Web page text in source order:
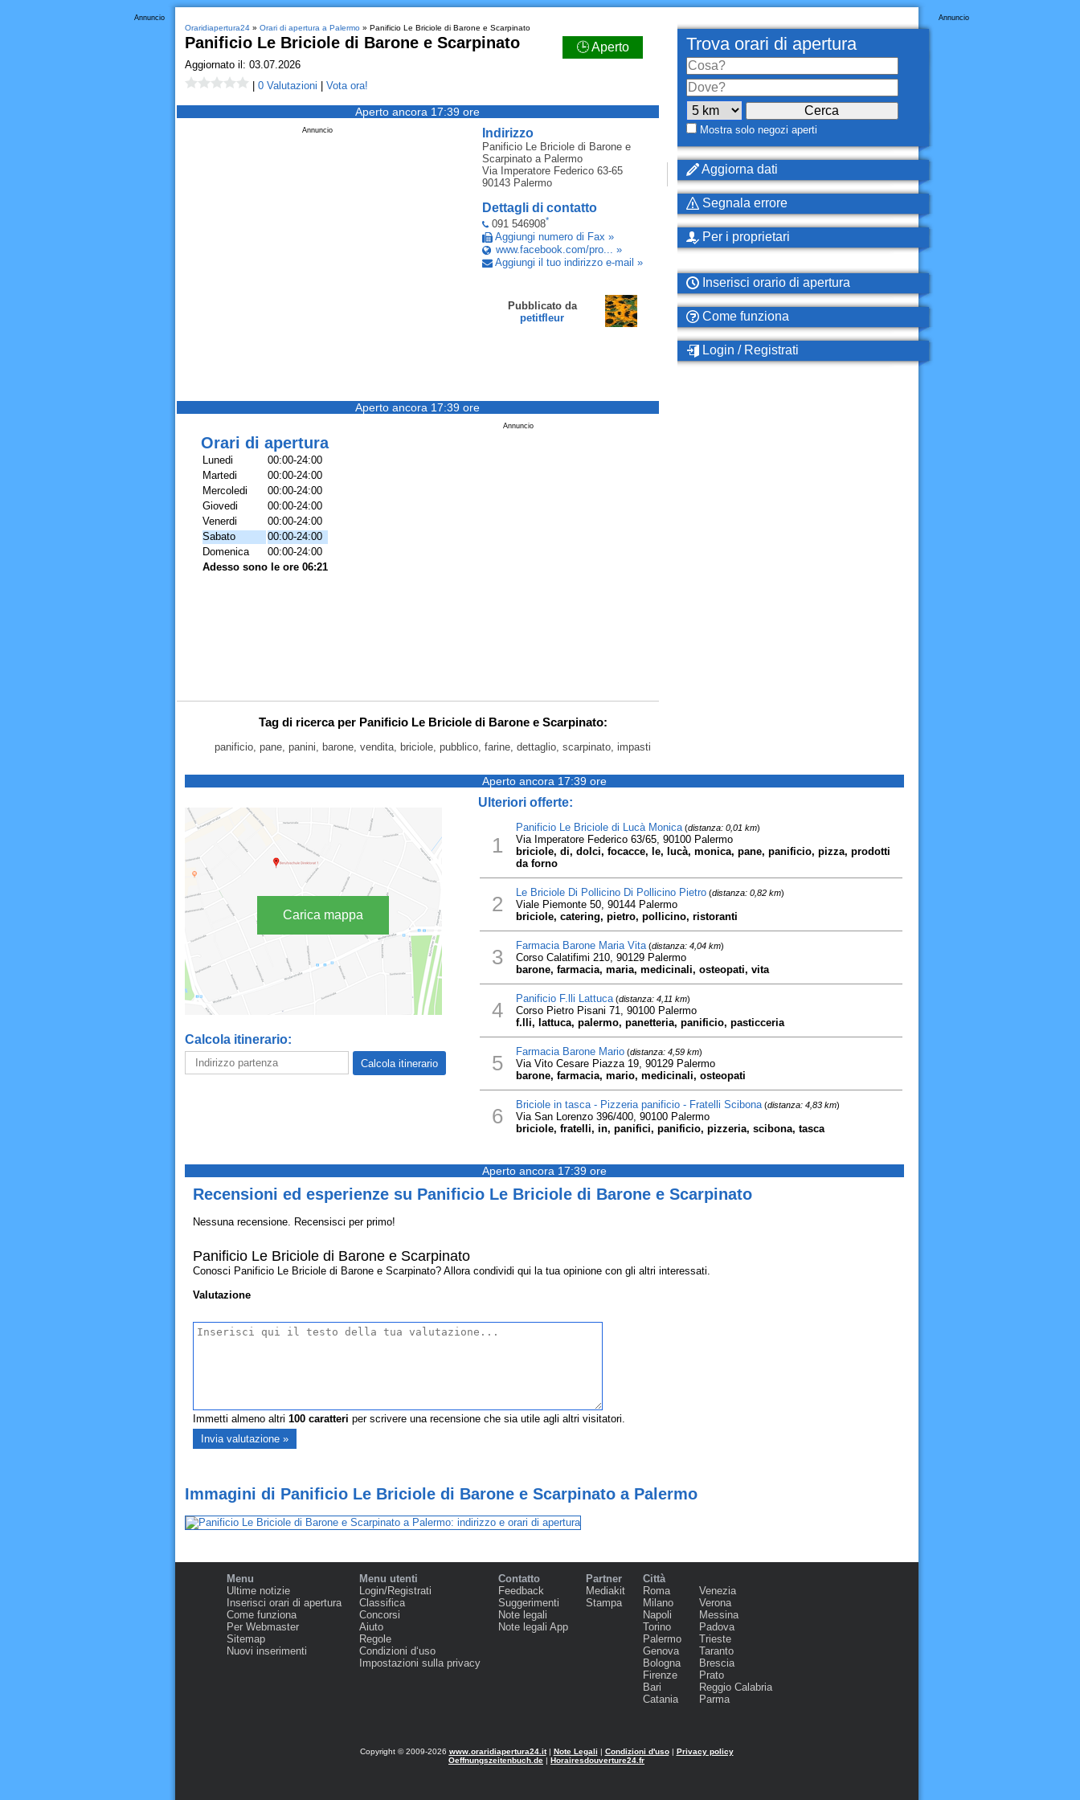
Annuncio
Oraridiapertura24» Orari di apertura a Palermo» Panificio Le Briciole di Barone e Scarpinato
Panificio Le Briciole di Barone e Scarpinato 🕒 Aperto
Aggiornato il: 03.07.2026
0 Valutazioni Vota ora!
Aperto ancora 17:39 ore
Indirizzo
Panificio Le Briciole di Barone e
Scarpinatoa Palermo
Via Imperatore Federico 63-65
90143 Palermo
Dettagli di contatto
091 546908*
Aggiungi numero di Fax »
www.facebook.com/pro... »
Aggiungi il tuo indirizzo e-mail »
Pubblicato da
petitfleur
Annuncio
Aperto ancora 17:39 ore
Annuncio
Orari di apertura
Lunedi
00:00-24:00
Martedi
00:00-24:00
Mercoledi
00:00-24:00
Giovedi
00:00-24:00
Venerdi
00:00-24:00
Sabato
00:00-24:00
Domenica
00:00-24:00
Adesso sono le ore 06:21
Tag di ricerca per Panificio Le Briciole di Barone e Scarpinato:
panificio, pane, panini, barone, vendita, briciole, pubblico, farine, dettaglio, scarpinato, impasti
Annuncio
Trova orari di apertura
Mostra solo negozi aperti
Aggiorna dati
Segnala errore
Per i proprietari
Inserisci orario di apertura
Come funziona
Login / Registrati
Aperto ancora 17:39 ore
Carica mappa
Calcola itinerario:
Ulteriori offerte:
1
Panificio Le Briciole di Lucà Monica(distanza: 0,01 km)
Via Imperatore Federico 63/65, 90100 Palermo
briciole, di, dolci, focacce, le, lucà, monica, pane, panificio, pizza, prodotti
da forno
2 Le Briciole Di Pollicino Di Pollicino Pietro(distanza: 0,82 km)
Viale Piemonte 50, 90144 Palermo
briciole, catering, pietro, pollicino, ristoranti
3 Farmacia Barone Maria Vita(distanza: 4,04 km)
Corso Calatifimi 210, 90129 Palermo
barone, farmacia, maria, medicinali, osteopati, vita
4 Panificio F.lli Lattuca(distanza: 4,11 km)
Corso Pietro Pisani 71, 90100 Palermo
f.lli, lattuca, palermo, panetteria, panificio, pasticceria
5 Farmacia Barone Mario(distanza: 4,59 km)
Via Vito Cesare Piazza 19, 90129 Palermo
barone, farmacia, mario, medicinali, osteopati
6 Briciole in tasca - Pizzeria panificio - Fratelli Scibona(distanza: 4,83 km)
Via San Lorenzo 396/400, 90100 Palermo
briciole, fratelli, in, panifici, panificio, pizzeria, scibona, tasca
Aperto ancora 17:39 ore
Recensioni ed esperienze su Panificio Le Briciole di Barone e Scarpinato
Nessuna recensione. Recensisci per primo!
Panificio Le Briciole di Barone e Scarpinato
Conosci Panificio Le Briciole di Barone e Scarpinato? Allora condividi qui la tua opinione con gli altri interessati.
Valutazione
Immetti almeno altri 100caratteri per scrivere una recensione che sia utile agli altri visitatori.
Immagini di Panificio Le Briciole di Barone e Scarpinato a Palermo
Menu
Ultime notizie
Inserisci orari di apertura
Come funziona
Per Webmaster
Sitemap
Nuovi inserimenti
Menu utenti
Login/Registrati
Classifica
Concorsi
Aiuto
Regole
Condizioni d‘uso
Impostazioni sulla privacy
Contatto
Feedback
Suggerimenti
Note legali
Note legali App
Partner
Mediakit
Stampa
Città
Roma
Milano
Napoli
Torino
Palermo
Genova
Bologna
Firenze
Bari
Catania
Venezia
Verona
Messina
Padova
Trieste
Taranto
Brescia
Prato
Reggio Calabria
Parma
Copyright © 2009-2026 www.oraridiapertura24.it| Note Legali | Condizioni d'uso| Privacy policy
Oeffnungszeitenbuch.de | Horairesdouverture24.fr